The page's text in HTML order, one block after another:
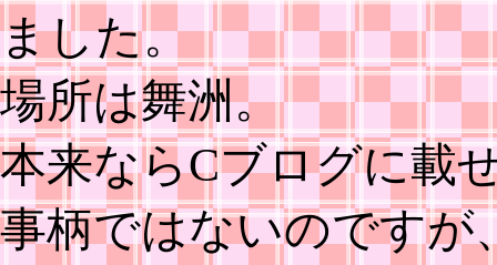
ました。
場所は舞洲。
本来ならCブログに載
事柄ではないのですが